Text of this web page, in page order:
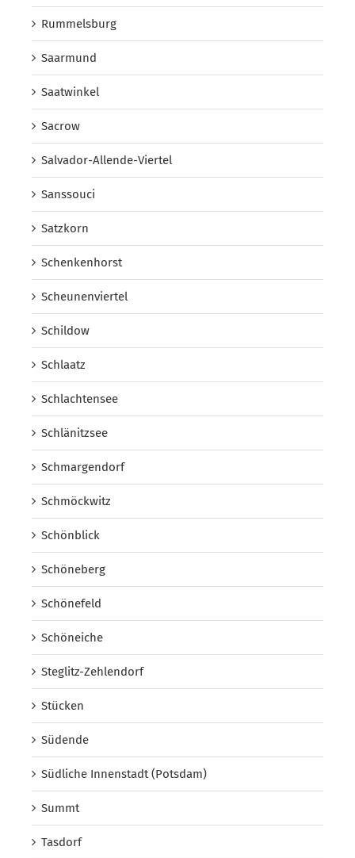
Rummelsburg
Saarmund
Saatwinkel
Sacrow
Salvador-Allende-Viertel
Sanssouci
Satzkorn
Schenkenhorst
Scheunenviertel
Schildow
Schlaatz
Schlachtensee
Schlänitzsee
Schmargendorf
Schmöckwitz
Schönblick
Schöneberg
Schönefeld
Schöneiche
Steglitz-Zehlendorf
Stücken
Südende
Südliche Innenstadt (Potsdam)
Summt
Tasdorf